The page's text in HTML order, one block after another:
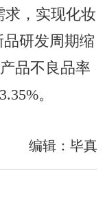
求，实现化妆
研发周期缩
品不良品率
。
编辑：毕真